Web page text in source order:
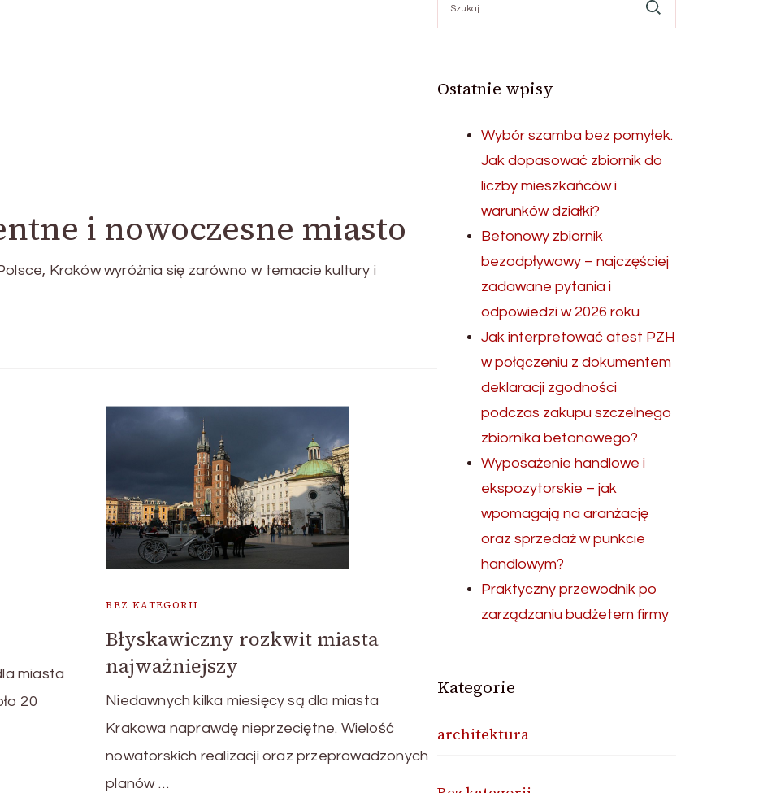
i nowoczesne miasto
Kraków wyróżnia się zarówno w temacie kultury i
miasta
20
BEZ KATEGORII
Błyskawiczny rozkwit miasta
najważniejszy
Niedawnych kilka miesięcy są dla miasta
Krakowa naprawdę nieprzeciętne. Wielość
nowatorskich realizacji oraz przeprowadzonych
planów …
Ostatnie wpisy
Wybór szamba bez pomyłek.
Jak dopasować zbiornik do
liczby mieszkańców i
warunków działki?
Betonowy zbiornik
bezodpływowy – najczęściej
zadawane pytania i
odpowiedzi w 2026 roku
Jak interpretować atest PZH
w połączeniu z dokumentem
deklaracji zgodności
podczas zakupu szczelnego
zbiornika betonowego?
Wyposażenie handlowe i
ekspozytorskie – jak
wpomagają na aranżację
oraz sprzedaż w punkcie
handlowym?
Praktyczny przewodnik po
zarządzaniu budżetem firmy
Kategorie
architektura